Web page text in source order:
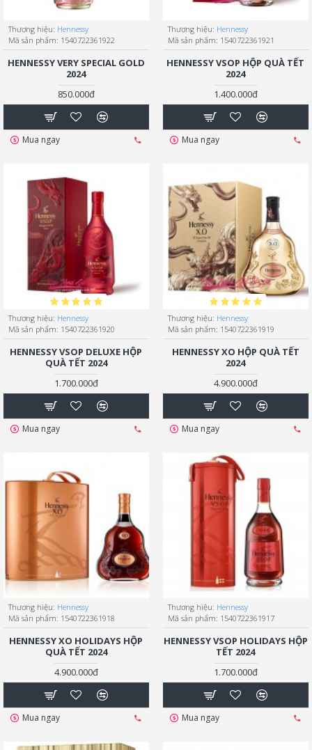
Thương hiệu: Hennessy
Mã sản phẩm: 1540722361922
HENNESSY VERY SPECIAL GOLD
2024
850.000đ
Mua ngay
Thương hiệu: Hennessy
Mã sản phẩm: 1540722361921
HENNESSY VSOP HỘP QUÀ TẾT
2024
1.400.000đ
Mua ngay
Thương hiệu: Hennessy
Mã sản phẩm: 1540722361920
HENNESSY VSOP DELUXE HỘP
QUÀ TẾT 2024
1.700.000đ
Mua ngay
Thương hiệu: Hennessy
Mã sản phẩm: 1540722361919
HENNESSY XO HỘP QUÀ TẾT
2024
4.900.000đ
Mua ngay
Thương hiệu: Hennessy
Mã sản phẩm: 1540722361918
HENNESSY XO HOLIDAYS HỘP
QUÀ TẾT 2024
4.900.000đ
Mua ngay
Thương hiệu: Hennessy
Mã sản phẩm: 1540722361917
HENNESSY VSOP HOLIDAYS HỘP
TẾT 2024
1.700.000đ
Mua ngay